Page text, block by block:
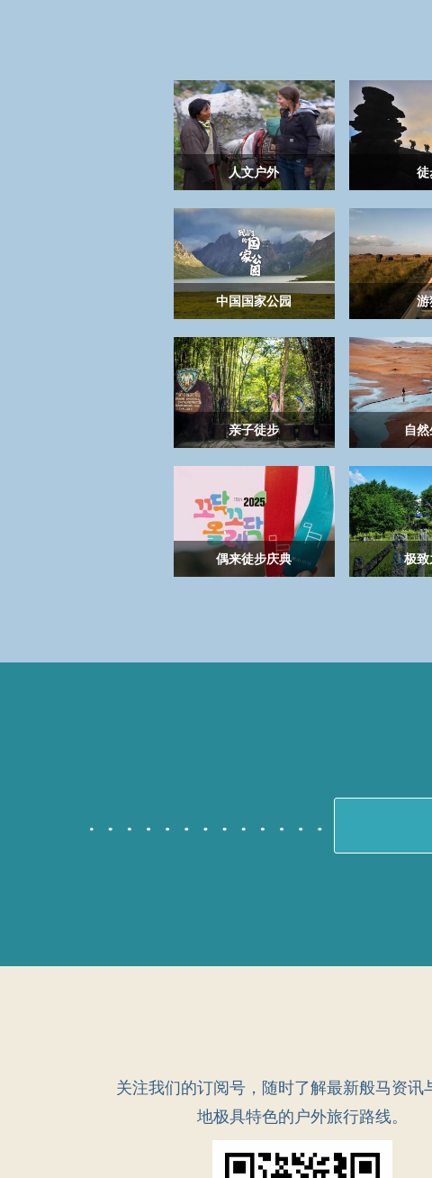
人文户外 徒
中国国家公园 游
亲子徒步 自
偶来徒步庆典 极致
关注我们的订阅号，随时了解最新般马资讯
地极具特色的户外旅行路线。